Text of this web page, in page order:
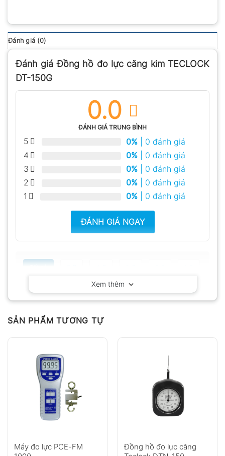
Đánh giá (0)
Đánh giá Đồng hồ đo lực căng kim TECLOCK
DT-150G
0.0
ĐÁNH GIÁ TRUNG BÌNH
5 0% | 0 đánh giá
4
0% | 0 đánh giá
3
0% | 0 đánh giá
2
0% | 0 đánh giá
1
0% | 0 đánh giá
ĐÁNH GIÁ NGAY
Có ảnh
Chưa có đánh giá nào.
Hỏi đáp
Xem thêm
SẢN PHẨM TƯƠNG TỰ
Máy đo lực PCE-FM
Đồng hồ đo lực căng